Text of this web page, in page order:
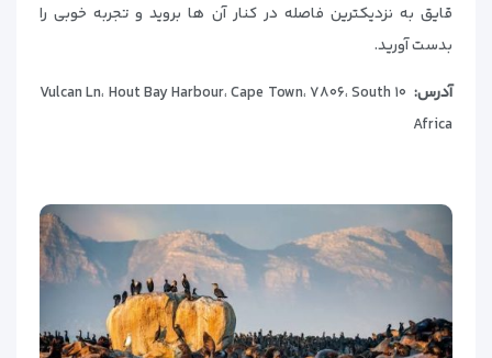
قایق به نزدیکترین فاصله در کنار آن ها بروید و تجربه خوبی را
بدست آورید.
آدرس:
۱۰ Vulcan Ln، Hout Bay Harbour، Cape Town، ۷۸۰۶، South
Africa